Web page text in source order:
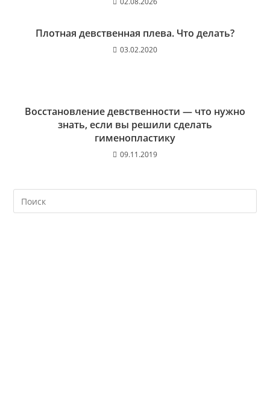
Плотная девственная плева. Что делать?
03.02.2020
Восстановление девственности — что нужно
знать, если вы решили сделать
гименопластику
09.11.2019